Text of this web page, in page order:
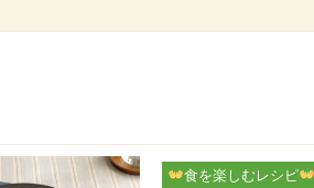
食を楽しむレシピ